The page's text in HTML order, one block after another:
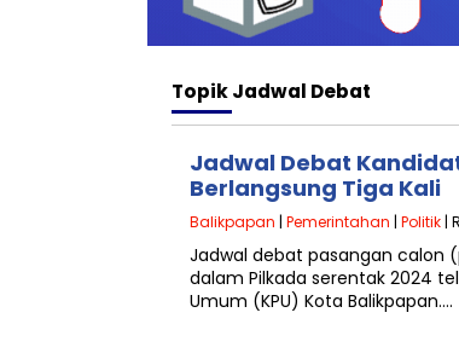
TopikJadwal Debat
Jadwal Debat
Berlangsung Tiga Kali
Balikpapan | Pemerintahan | Politik |
Jadwal debat pasangan calon
dalam Pilkada serentak 2024
Umum (KPU) Kota Balikpapan….